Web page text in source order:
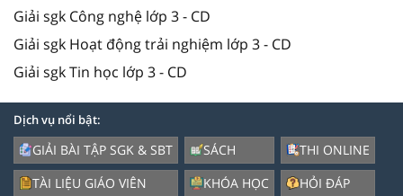
Giải sgk Công nghệ lớp 3 - CD
Giải sgk Hoạt động trải nghiệm lớp 3 - CD
Giải sgk Tin học lớp 3 - CD
Dịch vụ nổi bật:
GIẢI BÀI TẬP SGK & SBT
TÀI LIỆU GIÁO VIÊN
SÁCH
KHÓA HỌC
THI ONLINE
HỎI ĐÁP